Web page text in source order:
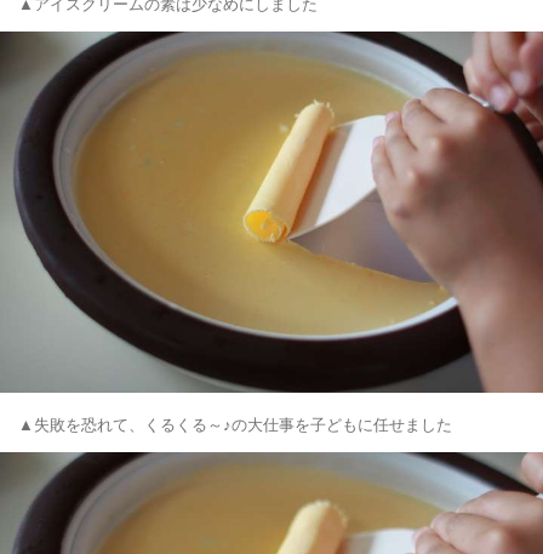
▲アイスクリームの素は少なめにしました
▲失敗を恐れて、くるくる～♪の大仕事を子どもに任せました